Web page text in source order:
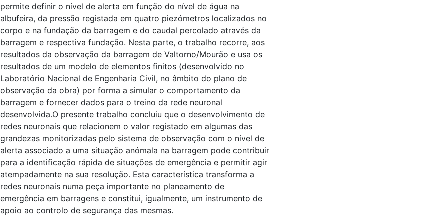
permite definir o nível de alerta em função do nível de água na
albufeira, da pressão registada em quatro piezómetros localizados no
corpo e na fundação da barragem e do caudal percolado através da
barragem e respectiva fundação. Nesta parte, o trabalho recorre, aos
resultados da observação da barragem de Valtorno/Mourão e usa os
resultados de um modelo de elementos finitos (desenvolvido no
Laboratório Nacional de Engenharia Civil, no âmbito do plano de
observação da obra) por forma a simular o comportamento da
barragem e fornecer dados para o treino da rede neuronal
desenvolvida.O presente trabalho concluiu que o desenvolvimento de
redes neuronais que relacionem o valor registado em algumas das
grandezas monitorizadas pelo sistema de observação com o nível de
alerta associado a uma situação anómala na barragem pode contribuir
para a identificação rápida de situações de emergência e permitir agir
atempadamente na sua resolução. Esta característica transforma a
redes neuronais numa peça importante no planeamento de
emergência em barragens e constitui, igualmente, um instrumento de
apoio ao controlo de segurança das mesmas.